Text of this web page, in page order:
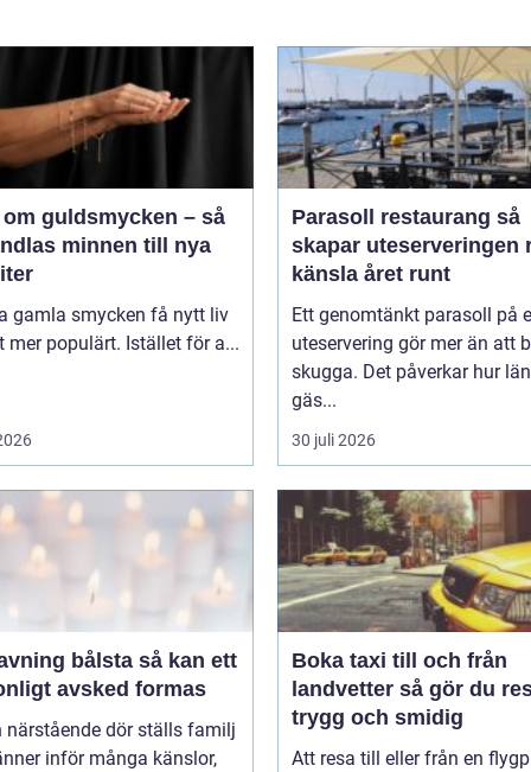
guldsmycken – så
minnen till nya
gamla smycken få nytt liv
mer populärt. Istället för a...
Parasoll restaurang så
skapar uteserveringen
känsla året runt
Ett genomtänkt parasoll på
uteservering gör mer än att
skugga. Det påverkar hur
gäs...
30 juli 2026
bålsta så kan ett
avsked formas
närstående dör ställs familj
inför många känslor,
Boka taxi till och från
landvetter så gör du resan
trygg och smidig
Att resa till eller från en